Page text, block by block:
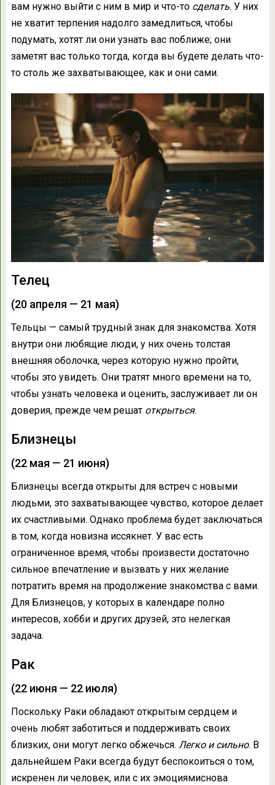
вам нужно выйти с ним в мир и что-то сделать. У них
не хватит терпения надолго замедлиться, чтобы
подумать, хотят ли они узнать вас поближе; они
заметят вас только тогда, когда вы будете делать что-
то столь же захватывающее, как и они сами.
Телец
(20 апреля — 21 мая)
Тельцы — самый трудный знак для знакомства. Хотя
внутри они любящие люди, у них очень толстая
внешняя оболочка, через которую нужно пройти,
чтобы это увидеть. Они тратят много времени на то,
чтобы узнать человека и оценить, заслуживает ли он
доверия, прежде чем решат открыться.
Близнецы
(22 мая — 21 июня)
Близнецы всегда открыты для встреч с новыми
людьми, это захватывающее чувство, которое делает
их счастливыми. Однако проблема будет заключаться
в том, когда новизна иссякнет. У вас есть
ограниченное время, чтобы произвести достаточно
сильное впечатление и вызвать у них желание
потратить время на продолжение знакомства с вами.
Для Близнецов, у которых в календаре полно
интересов, хобби и других друзей, это нелегкая
задача.
Рак
(22 июня — 22 июля)
Поскольку Раки обладают открытым сердцем и
очень любят заботиться и поддерживать своих
близких, они могут легко обжечься. Легко и сильно. В
дальнейшем Раки всегда будут беспокоиться о том,
искренен ли человек, или с их эмоциямиснова